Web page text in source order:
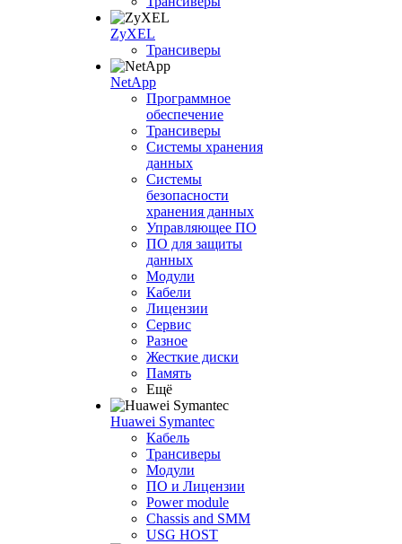
ZyXEL
Трансиверы
NetApp
Программное
обеспечение
Трансиверы
Системы хранения
данных
Системы
безопасности
хранения данных
Управляющее ПО
ПО для защиты
данных
Модули
Кабели
Лицензии
Сервис
Разное
Жесткие диски
Память
Ещё
Huawei Symantec
Кабель
Трансиверы
Модули
ПО и Лицензии
Power module
Chassis and SMM
USG HOST